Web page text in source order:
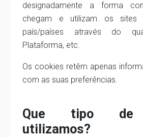
designadamente a forma
chegam e utilizam os
país/países através do
Plataforma, etc.
Os cookies retêm apenas
com as suas preferências.
Que tipo de
utilizamos?